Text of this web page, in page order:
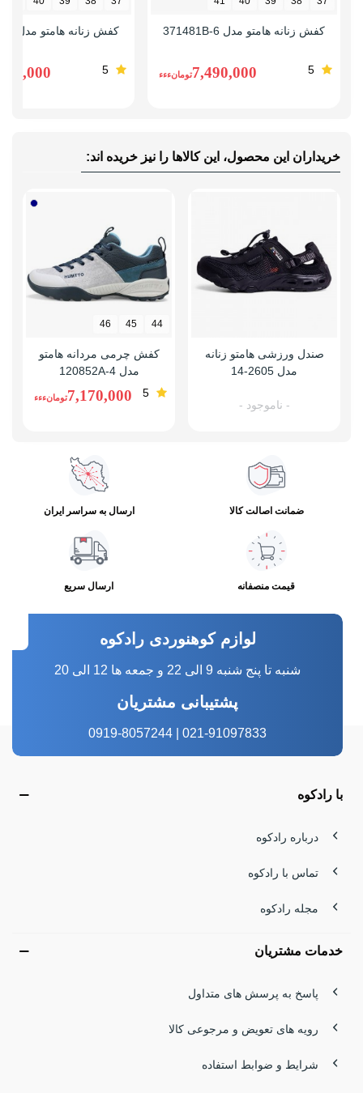
کفش زنانه هامتو مدل 371481B-6
5
7,490,000تومانءءء
کفش زنانه هامتو مدل 371993B-4
5
خریداران این محصول، این کالاها را نیز خریده اند:
صندل ورزشی هامتو زنانه
مدل 2605-14
- ناموجود -
44
45
46
کفش چرمی مردانه هامتو
مدل 120852A-4
5
7,170,000تومانءءء
ضمانت اصالت کالا ارسال به سراسر ایران
قیمت منصفانه ارسال سریع
لوازم کوهنوردی رادکوه
شنبه تا پنج شنبه 9 الی 22 و جمعه ها 12 الی 20
پشتیبانی مشتریان
021-91097833 | 0919-8057244
با رادکوه
درباره رادکوه
تماس با رادکوه
مجله رادکوه
خدمات مشتریان
پاسخ به پرسش های متداول
رویه های تعویض و مرجوعی کالا
شرایط و ضوابط استفاده